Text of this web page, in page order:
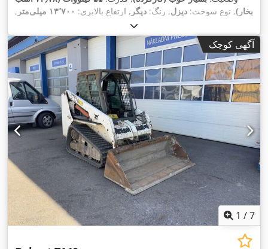
بخار), نوع سوخت: دیزل, رنگ: دیگر , ارتفاع بالابری: ۱۳٬۷۰۰ میلی‌متر
,
, سال ساخت:
آگهی کوچک
1 /7